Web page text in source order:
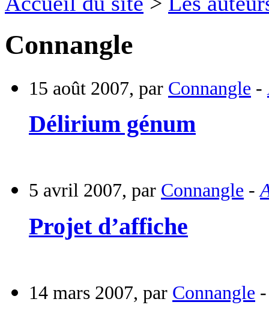
Connangle
15 août 2007, par Connangle -
Délirium génum
5 avril 2007, par Connangle -
Projet d’affiche
14 mars 2007, par Connangle